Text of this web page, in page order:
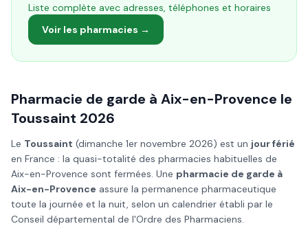
Liste complète avec adresses, téléphones et horaires
Voir les pharmacies →
Pharmacie de garde à Aix-en-Provence le
Toussaint 2026
Le Toussaint (dimanche 1er novembre 2026) est un jour férié
en France : la quasi-totalité des pharmacies habituelles de
Aix-en-Provence sont fermées. Une pharmacie de garde à
Aix-en-Provence assure la permanence pharmaceutique
toute la journée et la nuit, selon un calendrier établi par le
Conseil départemental de l'Ordre des Pharmaciens.